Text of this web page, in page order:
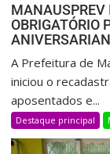
MANAUSPREV
OBRIGATÓRIO
A Prefeitura de
iniciou o
aposentados e...
Destaque principal